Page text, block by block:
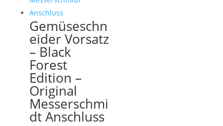
Gemüseschn
eider Vorsatz
– Black
Forest
Edition –
Original
Messerschmi
dt Anschluss